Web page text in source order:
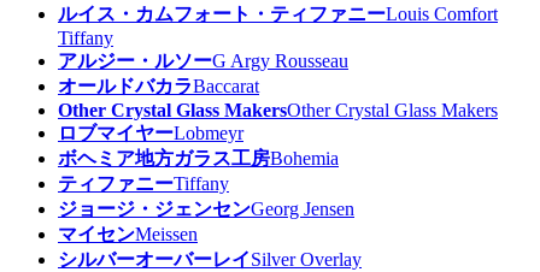
ルイス・カムフォート・ティファニーLouis Comfort
Tiffany
アルジー・ルソーG Argy Rousseau
オールドバカラBaccarat
Other Crystal Glass MakersOther Crystal Glass Makers
ロブマイヤーLobmeyr
ボヘミア地方ガラス工房Bohemia
ティファニーTiffany
ジョージ・ジェンセンGeorg Jensen
マイセンMeissen
シルバーオーバーレイSilver Overlay